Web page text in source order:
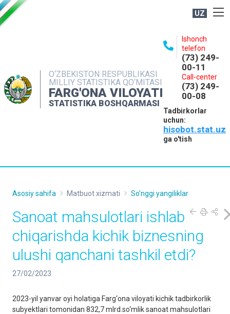
UZ
O‘ZBEKISTON RESPUBLIKASI
MILLIY STATISTIKA QO‘MITASI
FARG'ONA VILOYATI
STATISTIKA BOSHQARMASI
Ishonch
telefon
(73) 249-
00-11
Call-center
(73) 249-
00-08
Tadbirkorlar
uchun:
hisobot.stat.uz
ga o'tish
NASHRLAR
INTERAKTIV XIZMATLAR
MATBUOT XIZMATI
Asosiy sahifa Matbuot xizmati So'nggi yangiliklar
Sanoat mahsulotlari ishlab
chiqarishda kichik biznesning
ulushi qanchani tashkil etdi?
27/02/2023
2023-yil yanvar oyi holatiga Farg‘ona viloyati kichik tadbirkorlik
subyektlari tomonidan 832,7 mlrd.so‘mlik sanoat mahsulotlari